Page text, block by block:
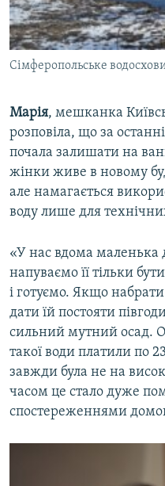
Сімферопольське
Марія, мешканка
розповіла, що за
почала залишати на
жінки живе в новому
але намагається
воду лише для
«У нас вдома
напуваємо її тільки
і готуємо. Якщо
дати їй постояти
сильний мутний осад.
такої води платили по
завжди була не на
часом це стало дуже
спостереженнями